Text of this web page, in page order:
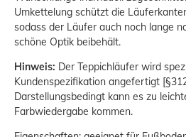
Umkettelung schützt die
sodass der Läufer auch noch lange
schöne Optik beibehält.
Hinweis: Der Teppichläufer wird
Kundenspezifikation angefertigt
Darstellungsbedingt kann es zu
Farbwiedergabe kommen.